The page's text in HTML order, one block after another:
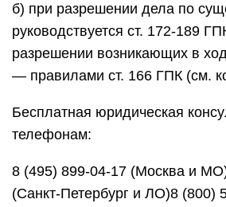
б) при разрешении дела по
руководствуется ст. 172-189
разрешении возникающих в
— правилами ст. 166 ГПК (см.
Бесплатная юридическая
телефонам:
8 (495) 899-04-17 (Москва и
(Санкт-Петербург и ЛО)8 (800)